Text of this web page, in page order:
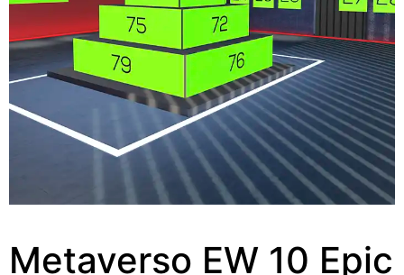
Metaverso EW 10 Epic